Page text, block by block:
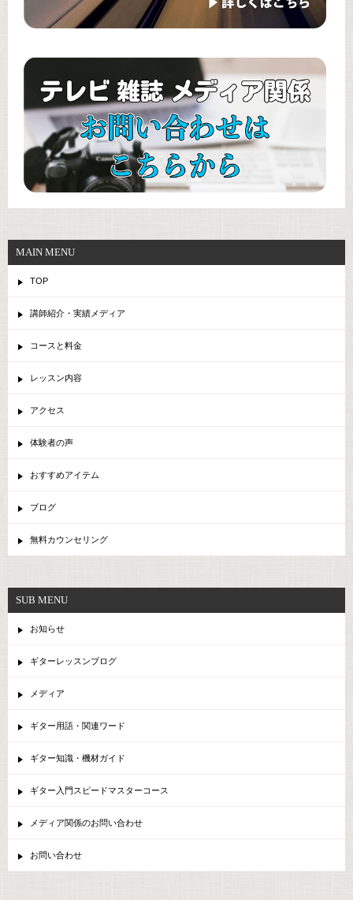
MAIN MENU
TOP
講師紹介・実績メディア
コースと料金
レッスン内容
アクセス
体験者の声
おすすめアイテム
ブログ
無料カウンセリング
SUB MENU
お知らせ
ギターレッスンブログ
メディア
ギター用語・関連ワード
ギター知識・機材ガイド
ギター入門スピードマスターコース
メディア関係のお問い合わせ
お問い合わせ